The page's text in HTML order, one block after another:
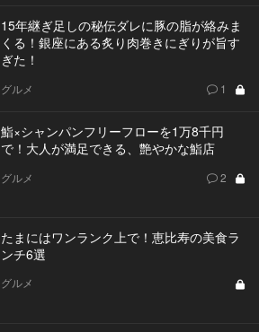
15年継ぎ足しの秘伝ダレに豚の脂が絡みま
くる！銀座にある炙り肉巻きにぎりが旨す
ぎた！
グルメ 1
鮨×シャンパンフリーフローを1万8千円
で！大人が満足できる、艶やかな鮨店
グルメ 2
たまにはワンランク上で！恵比寿の美食ラ
ンチ6選
グルメ